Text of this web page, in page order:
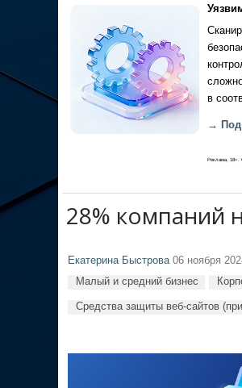
в
→
Реклама, 18+.
28% компаний
Екатерина Быстрова06 ноября
Малый и средний бизнес
Средства защиты веб-сайтов